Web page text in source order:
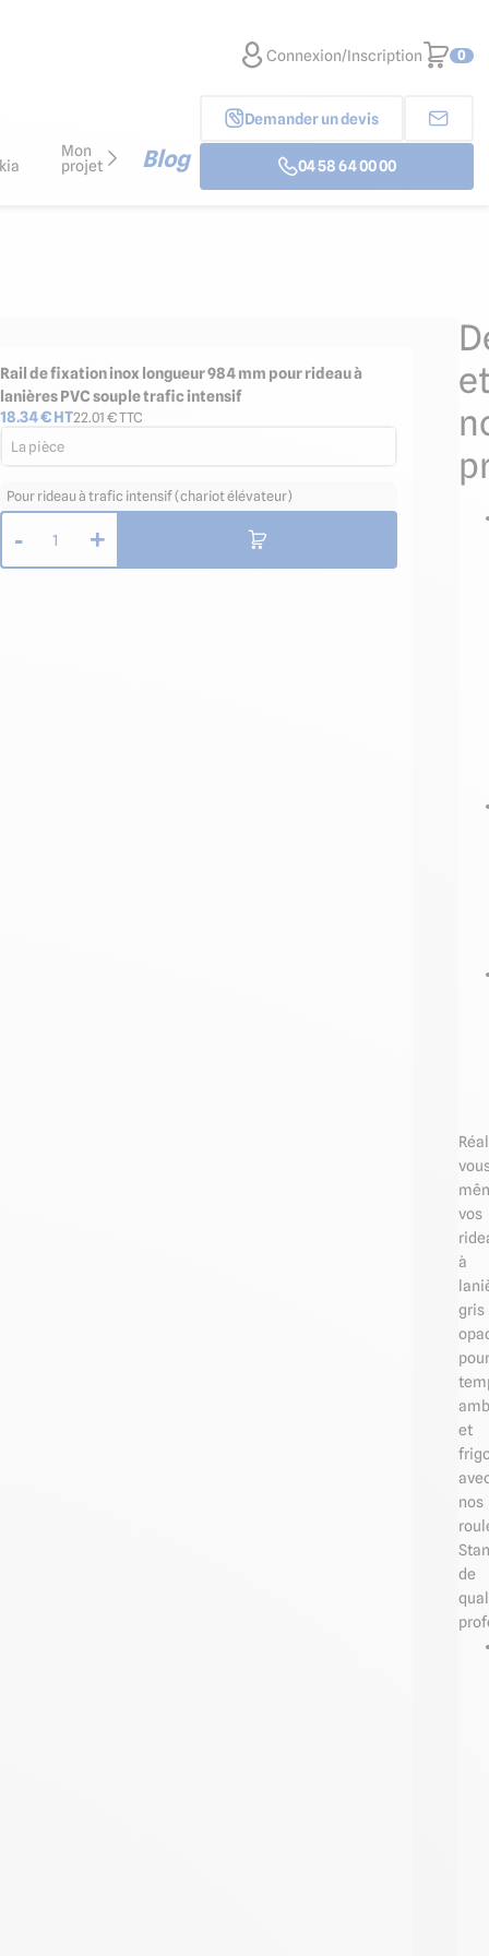
Blog
Mon
projet
Demander un devis
04 58 64 00 00
Connexion/Inscription 0
Rail de fixation inox longueur 984 mm pour rideau à
lanières PVC souple trafic intensif
18.34€ HT22.01 € TTC
La pièce
Pour rideau à trafic intensif (chariot élévateur)
- 1 +
vos
à
gris
pour
et
nos
de